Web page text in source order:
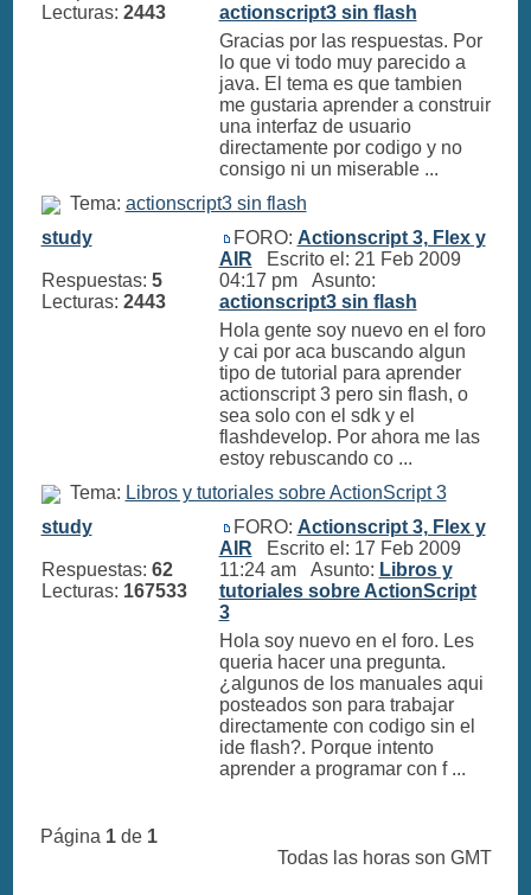
Lecturas: 2443
actionscript3 sin flash
Gracias por las respuestas. Por
lo que vi todo muy parecido a
java. El tema es que tambien
me gustaria aprender a construir
una interfaz de usuario
directamente por codigo y no
consigo ni un miserable ...
Tema: actionscript3 sin flash
study
Respuestas: 5
Lecturas: 2443
FORO: Actionscript 3, Flex y
AIR Escrito el: 21 Feb 2009
04:17 pm Asunto:
actionscript3 sin flash
Hola gente soy nuevo en el foro
y cai por aca buscando algun
tipo de tutorial para aprender
actionscript 3 pero sin flash, o
sea solo con el sdk y el
flashdevelop. Por ahora me las
estoy rebuscando co ...
Tema: Libros y tutoriales sobre ActionScript 3
study
Respuestas: 62
Lecturas: 167533
FORO: Actionscript 3, Flex y
AIR Escrito el: 17 Feb 2009
11:24 am Asunto: Libros y
tutoriales sobre ActionScript
3
Hola soy nuevo en el foro. Les
queria hacer una pregunta.
¿algunos de los manuales aqui
posteados son para trabajar
directamente con codigo sin el
ide flash?. Porque intento
aprender a programar con f ...
Página 1de 1
Todas las horas son GMT